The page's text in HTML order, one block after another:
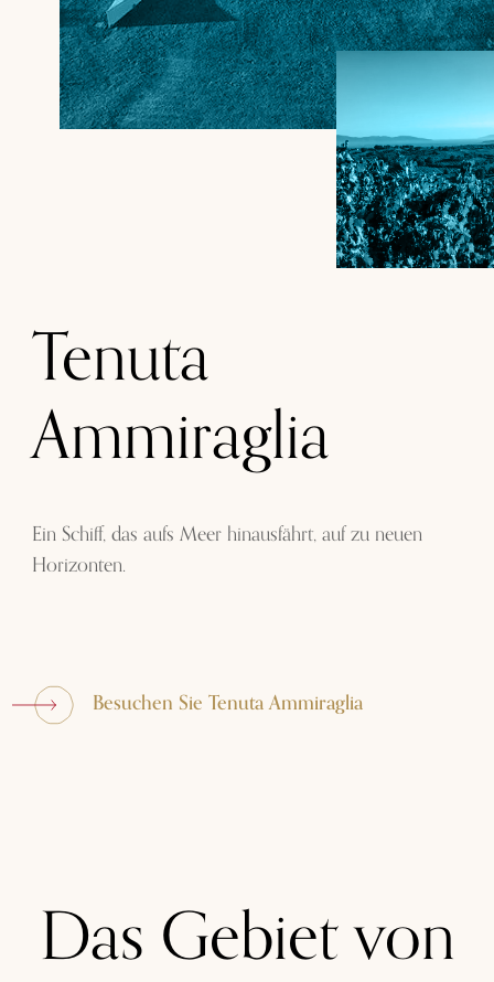
Tenuta
Ammiraglia
Ein Schiff, das aufs Meer hinausfährt, auf zu neuen
Horizonten.
Besuchen Sie Tenuta Ammiraglia
Das Gebiet von